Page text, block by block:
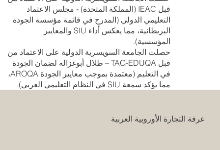
قبل IEAC (المملكة المتحدة) - مجلس الاعتماد
التعليمي الدولي (المدرج في قائمة مؤسسة الجودة
البريطانية، مما يعكس أداء SIU والمعايير
المؤسسية).
حصلت الجامعة السويسرية الدولية على الاعتماد من
قبل TAG-EDUQA – طلال أبوغزاله لضمان الجودة
في التعليم (معتمدة بموجب معايير الجودة AROQA،
مما يؤكد سمعة SIU في النظام التعليمي العربي).
غرفة التجارة الأوروبية العربية